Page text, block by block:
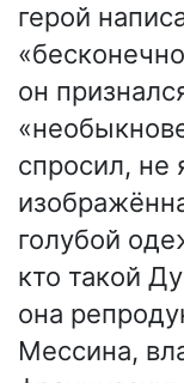
герой
он
спросил, не
голубой
кто такой
она
Мессина,